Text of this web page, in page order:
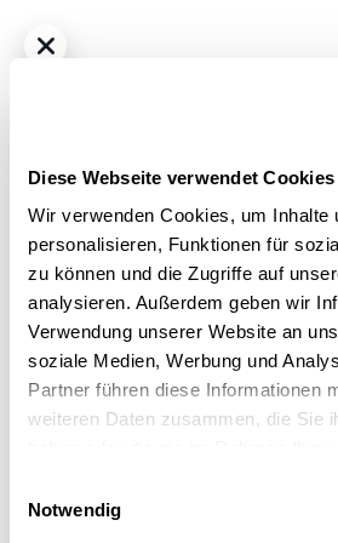
Diese Webseite verwendet Cookies
Wir verwenden Cookies, um Inhalte
personalisieren, Funktionen für
zu können und die Zugriffe auf
analysieren. Außerdem geben wir
Verwendung unserer Website an
soziale Medien, Werbung und
Partner führen diese Informationen
weiteren Daten zusammen, die Sie
Notwendig
Hybrid THC27% CBD1%
Eufloria 27/1 MSH Moonshine
Bestrahlung: nicht bestrahlt
Strain: Moonshine